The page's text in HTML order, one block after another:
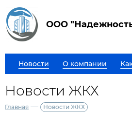
ООО
Новости О компании
Новости ЖКХ
Главная — Новости ЖКХ